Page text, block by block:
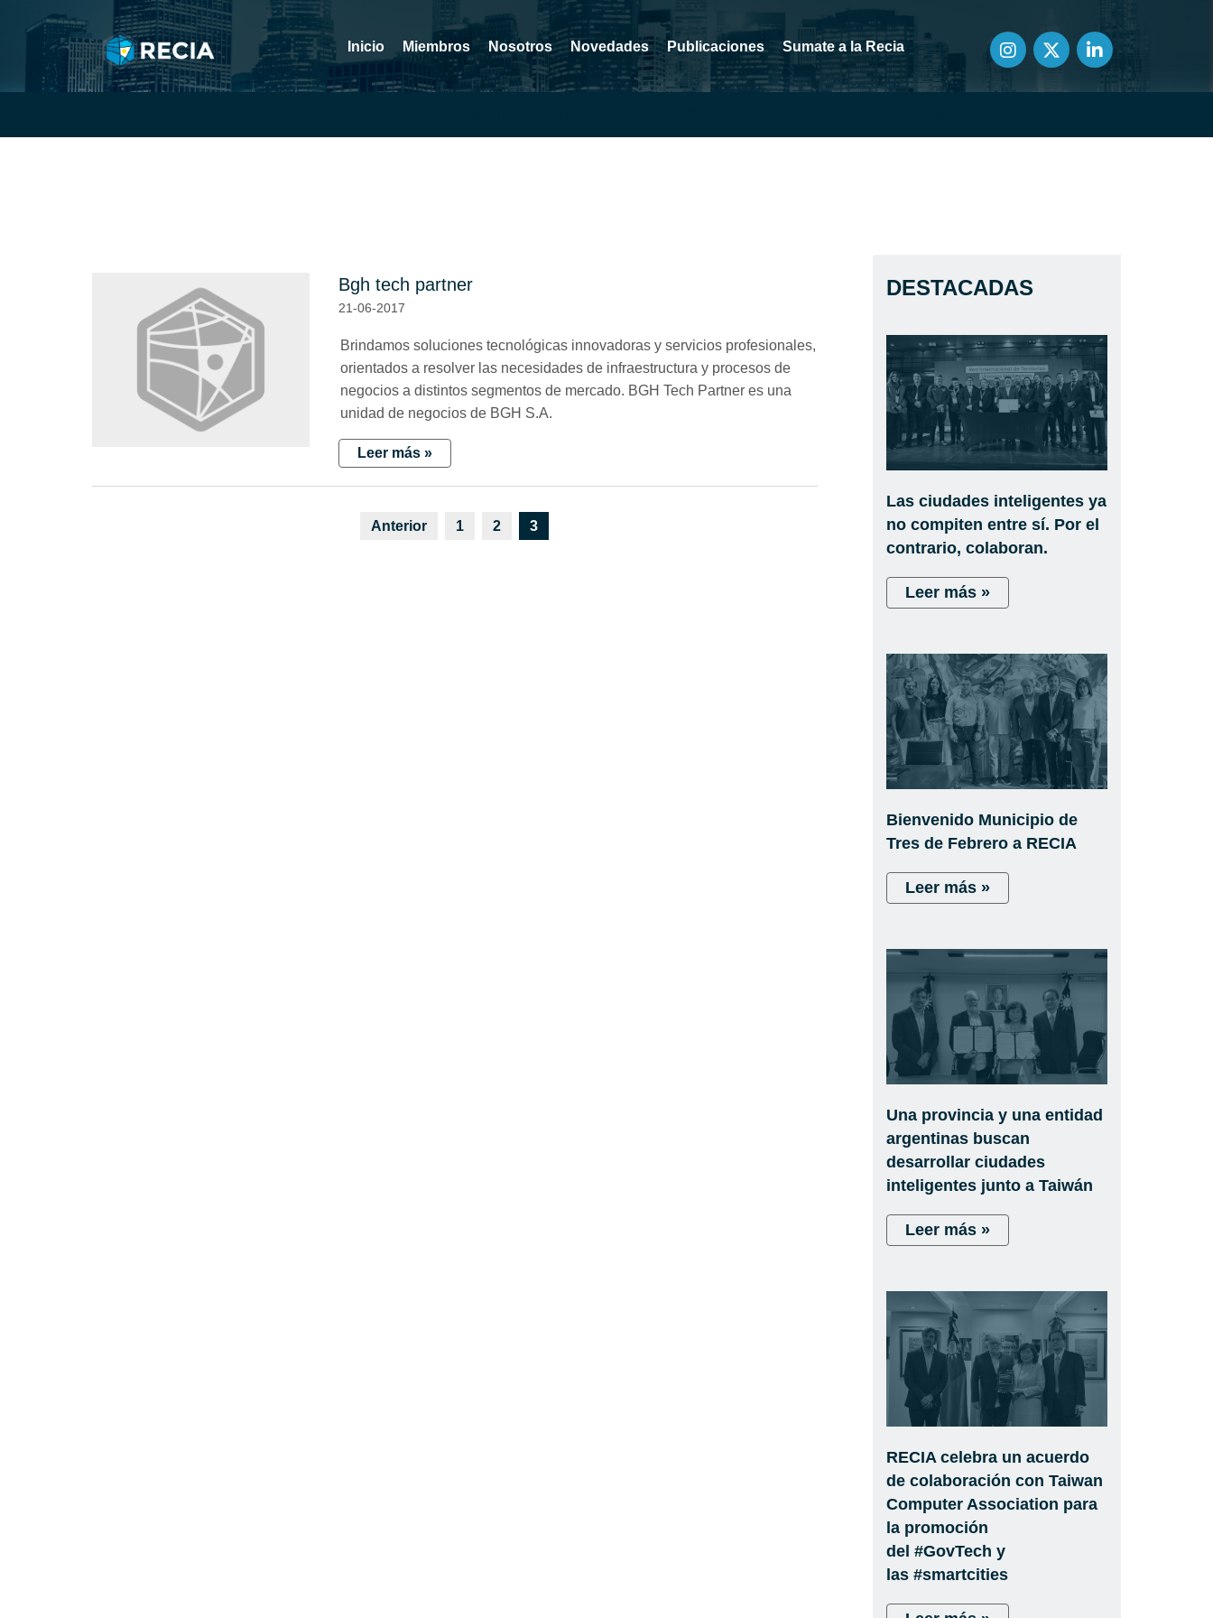
Inicio Miembros Nosotros Novedades Publicaciones Sumate a la Recia
Bgh tech partner
21-06-2017
Brindamos soluciones tecnológicas innovadoras y servicios profesionales,
orientados a resolver las necesidades de infraestructura y procesos de
negocios a distintos segmentos de mercado. BGH Tech Partner es una
unidad de negocios de BGH S.A.
Leer más »
Anterior 1 2 3
DESTACADAS
Las ciudades inteligentes ya
no compiten entre sí. Por el
contrario, colaboran.
Leer más »
Bienvenido Municipio de
Tres de Febrero a RECIA
Leer más »
Una provincia y una entidad
argentinas buscan
desarrollar ciudades
inteligentes junto a Taiwán
Leer más »
RECIA celebra un acuerdo
de colaboración con Taiwan
Computer Association para
la promoción
del #GovTech y
las #smartcities